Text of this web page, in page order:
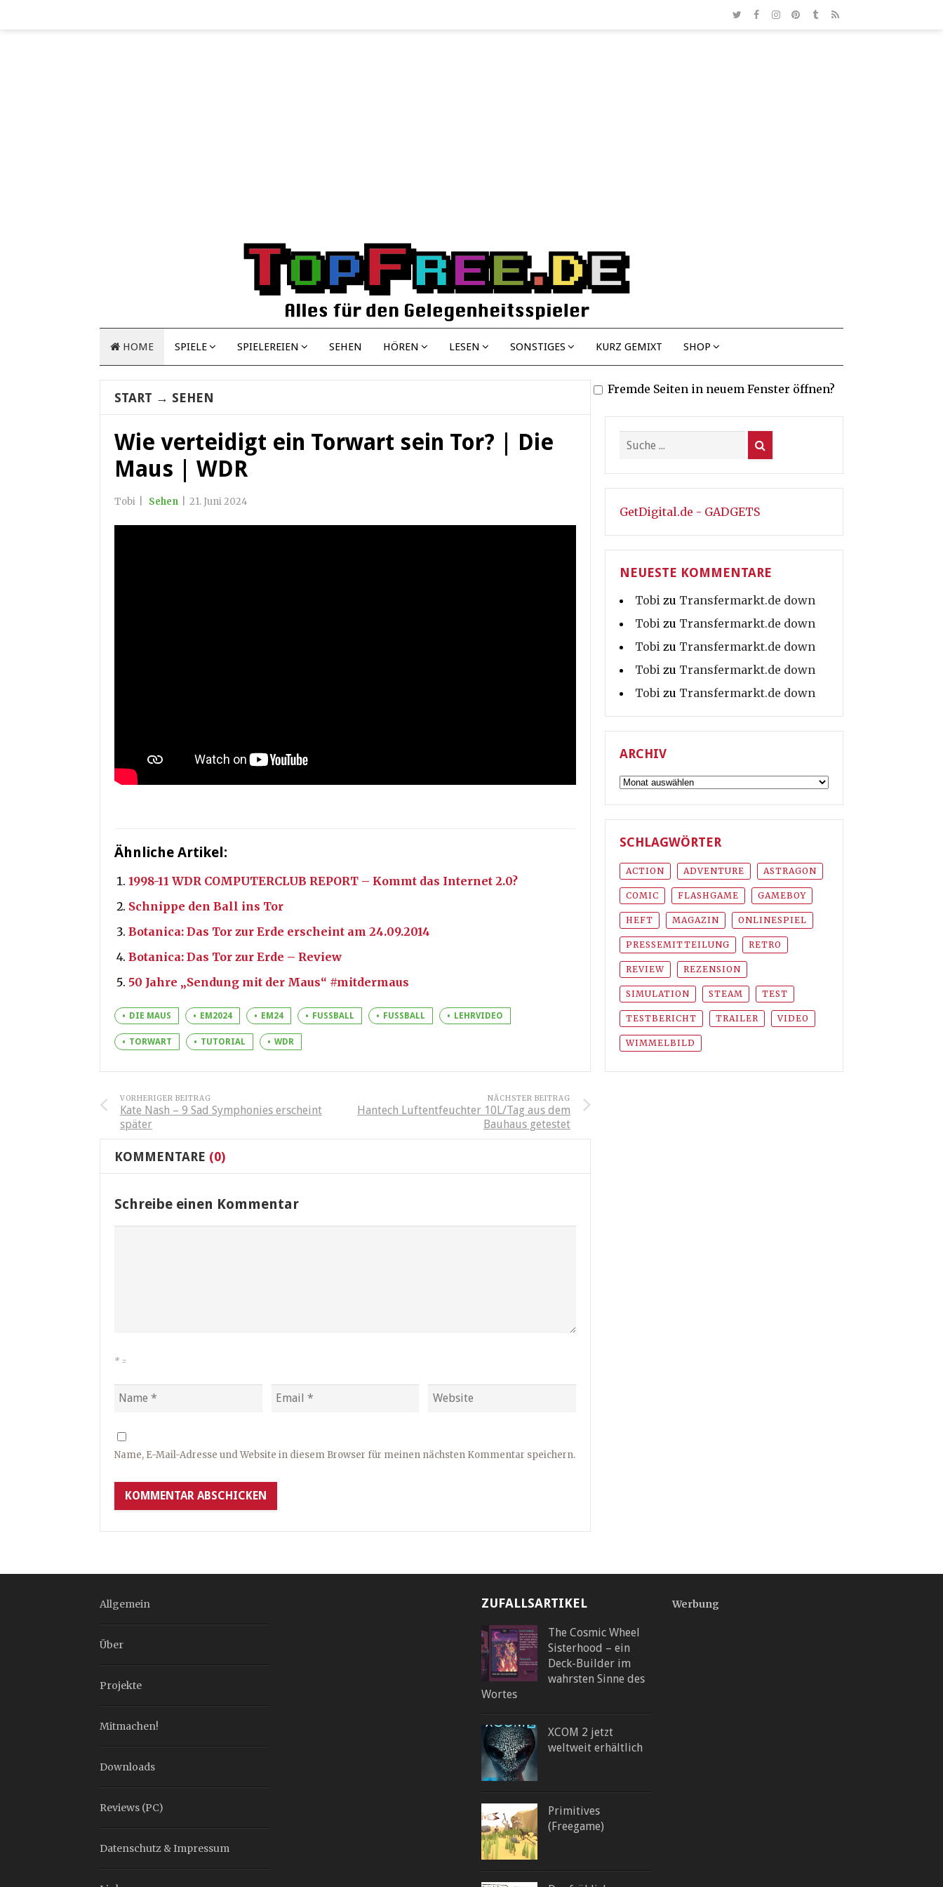
HOME SPIELE SPIELEREIEN SEHEN HÖREN LESEN SONSTIGES KURZ GEMIXT SHOP
START → SEHEN
Wie verteidigt ein Torwart sein Tor? | Die
Maus | WDR
Tobi Sehen 21. Juni 2024
Ähnliche Artikel:
1998-11 WDR COMPUTERCLUB REPORT – Kommt das Internet 2.0?
Schnippe den Ball ins Tor
Botanica: Das Tor zur Erde erscheint am 24.09.2014
Botanica: Das Tor zur Erde – Review
50 Jahre „Sendung mit der Maus“ #mitdermaus
DIE MAUS EM2024 EM24 FUSSBALL FUSSBALL LEHRVIDEO
TORWART TUTORIAL WDR
VORHERIGER BEITRAG
Kate Nash – 9 Sad Symphonies erscheint
später
NÄCHSTER BEITRAG
Hantech Luftentfeuchter 10L/Tag aus dem
Bauhaus getestet
KOMMENTARE (0)
Schreibe einen Kommentar
* =
Name, E-Mail-Adresse und Website in diesem Browser für meinen nächsten Kommentar speichern.
Fremde Seiten in neuem Fenster öffnen?
GetDigital.de - GADGETS
NEUESTE KOMMENTARE
Tobi zu Transfermarkt.de down
Tobi zu Transfermarkt.de down
Tobi zu Transfermarkt.de down
Tobi zu Transfermarkt.de down
Tobi zu Transfermarkt.de down
ARCHIV
Archiv
SCHLAGWÖRTER
ACTION ADVENTURE ASTRAGON
COMIC FLASHGAME GAMEBOY
HEFT MAGAZIN ONLINESPIEL
PRESSEMITTEILUNG RETRO
REVIEW REZENSION
SIMULATION STEAM TEST
TESTBERICHT TRAILER VIDEO
WIMMELBILD
Allgemein
Über
Projekte
Mitmachen!
Downloads
Reviews (PC)
Datenschutz & Impressum
ZUFALLSARTIKEL
The Cosmic Wheel
Sisterhood – ein
Deck-Builder im
wahrsten Sinne des
Wortes
XCOM 2 jetzt
weltweit erhältlich
Primitives
(Freegame)
Werbung